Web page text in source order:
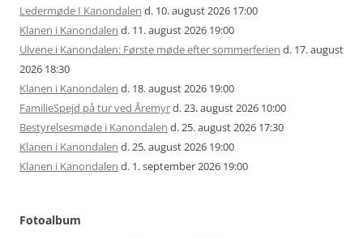
Ledermøde I Kanondalen d. 10. august 2026 17:00
Klanen i Kanondalen d. 11. august 2026 19:00
Ulvene i Kanondalen: Første møde efter sommerferien d. 17. august
2026 18:30
Klanen i Kanondalen d. 18. august 2026 19:00
FamilieSpejd på tur ved Åremyrd. 23. august 2026 10:00
Bestyrelsesmøde i Kanondalen d. 25. august 2026 17:30
Klanen i Kanondalen d. 25. august 2026 19:00
Klanen i Kanondalen d. 1. september 2026 19:00
Fotoalbum